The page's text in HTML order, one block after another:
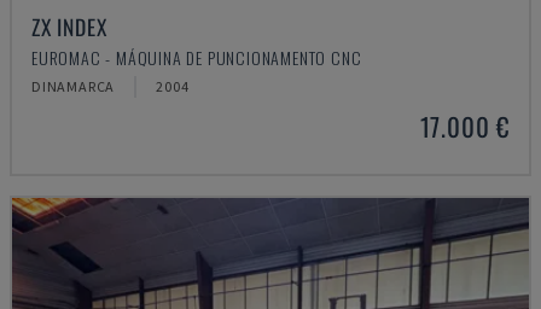
ZX INDEX
EUROMAC - MÁQUINA DE PUNCIONAMENTO CNC
DINAMARCA 2004
17.000 €